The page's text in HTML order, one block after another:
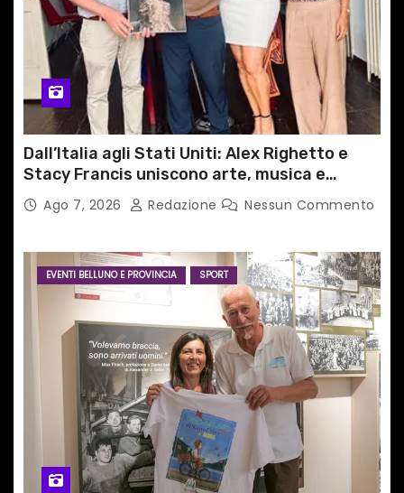
Dall’Italia agli Stati Uniti: Alex Righetto e
Stacy Francis uniscono arte, musica e
tecnologia in un nuovo progetto
internazionale”
Ago 7, 2026 Redazione Nessun Commento
EVENTI BELLUNO E PROVINCIA SPORT